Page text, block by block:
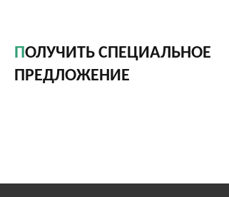
ПОЛУЧИТЬ СПЕЦИАЛЬНОЕ
ПРЕДЛОЖЕНИЕ